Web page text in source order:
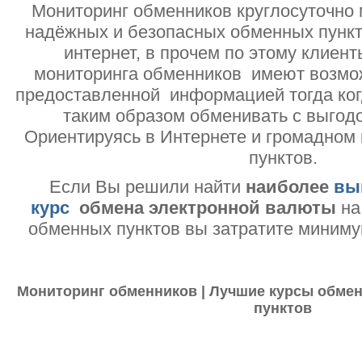
Мониторинг обменников круглосуточно
надёжных и безопасных обменных
интернет, в прочем по этому
мониторинга обменников имеют
предоставленной информацией тогда
таким образом обменивать с
Ориентируясь в Интернете и
пунктов.
Если Вы решили найти наиболее
курс обмена электронной валюты
обменных пунктов вы затратите
Мониторинг обменников | Лучшие курсы
пунктов